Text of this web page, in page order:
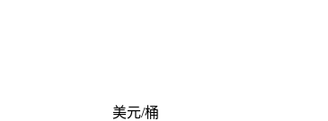
美元/桶